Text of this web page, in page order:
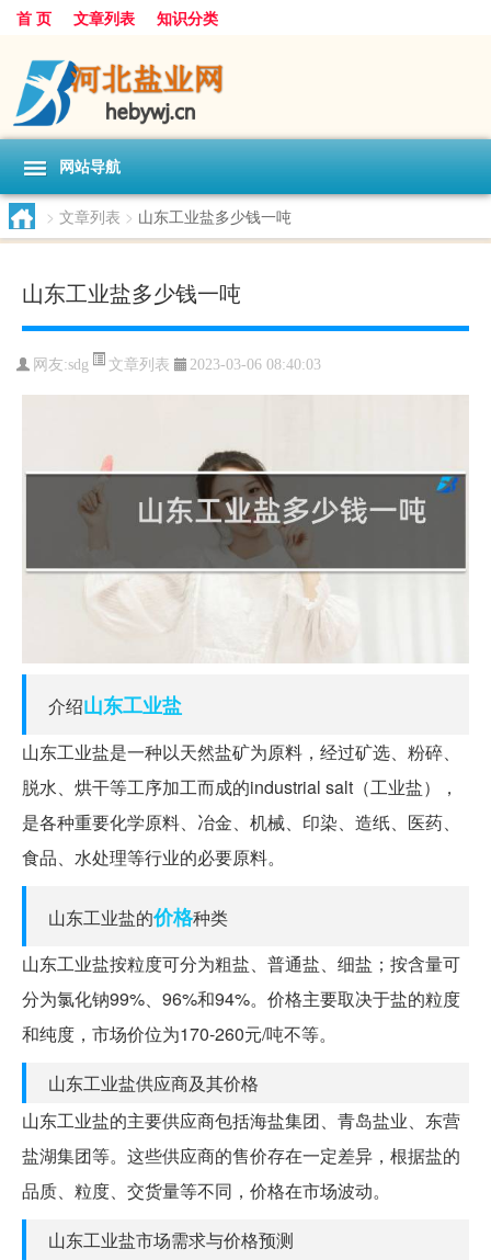
首 页 文章列表 知识分类
网站导航
> 文章列表 > 山东工业盐多少钱一吨
山东工业盐多少钱一吨
网友:sdg 文章列表 2023-03-06 08:40:03
介绍山东工业盐
山东工业盐是一种以天然盐矿为原料，经过矿选、粉碎、
脱水、烘干等工序加工而成的industrial salt（工业盐），
是各种重要化学原料、冶金、机械、印染、造纸、医药、
食品、水处理等行业的必要原料。
山东工业盐的价格种类
山东工业盐按粒度可分为粗盐、普通盐、细盐；按含量可
分为氯化钠99%、96%和94%。价格主要取决于盐的粒度
和纯度，市场价位为170-260元/吨不等。
山东工业盐供应商及其价格
山东工业盐的主要供应商包括海盐集团、青岛盐业、东营
盐湖集团等。这些供应商的售价存在一定差异，根据盐的
品质、粒度、交货量等不同，价格在市场波动。
山东工业盐市场需求与价格预测